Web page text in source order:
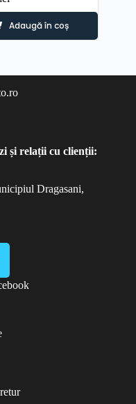
Adaugă în coș
și relații cu clienții:
Dragasani,